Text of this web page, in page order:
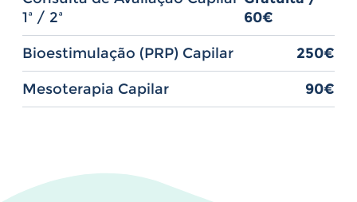
1ª / 2ª
60€
Bioestimulação (PRP) Capilar 250€
Mesoterapia Capilar 90€